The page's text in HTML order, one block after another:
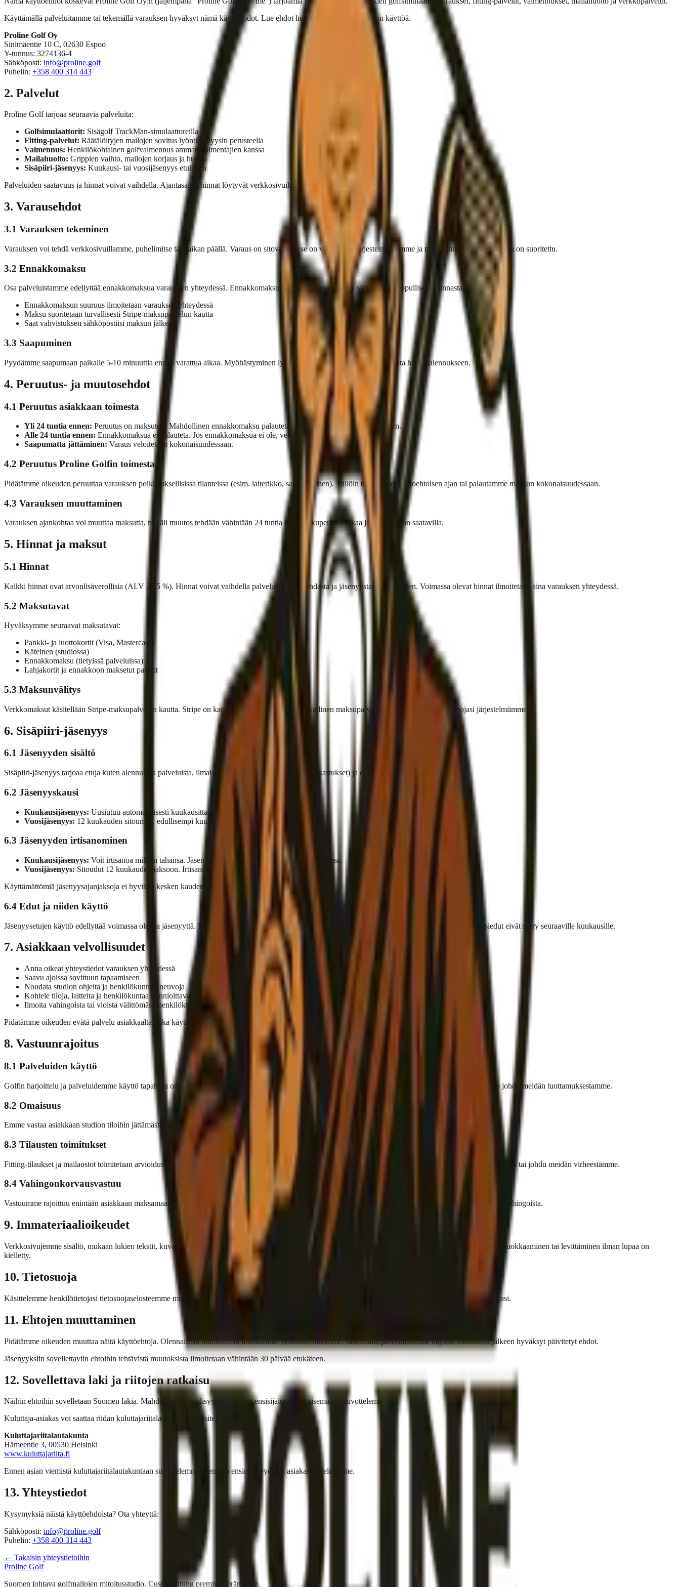
Käyttämällä palveluitamme tai tekemällä varauksen hyväksyt nämä käyttöehdot. Lue ehdot huolellisesti ennen palvelun käyttöä.
Proline Golf Oy
Sinimäentie 10 C, 02630 Espoo
Y-tunnus: 3274136-4
Sähköposti: info@proline.golf
Puhelin: +358 400 314 443
2. Palvelut
Proline Golf tarjoaa seuraavia palveluita:
Golfsimulaattorit: Sisägolf TrackMan-simulaattoreilla
Fitting-palvelut: Räätälöityjen mailojen sovitus lyöntianalyysin perusteella
Valmennus: Henkilökohtainen golfvalmennus ammattivalmentajien kanssa
Mailahuolto: Grippien vaihto, mailojen korjaus ja huolto
Sisäpiiri-jäsenyys: Kuukausi- tai vuosijäsenyys etuineen
Palveluiden saatavuus ja hinnat voivat vaihdella. Ajantasaiset hinnat löytyvät verkkosivuiltamme ja studiossamme.
3. Varausehdot
3.1 Varauksen tekeminen
Varauksen voi tehdä verkkosivuillamme, puhelimitse tai paikan päällä. Varaus on sitova, kun se on vahvistettu järjestelmässämme ja mahdollinen ennakkomaksu on suoritettu.
3.2 Ennakkomaksu
Osa palveluistamme edellyttää ennakkomaksua varauksen yhteydessä. Ennakkomaksu varmistaa varauksesi ja vähennetään lopullisesta hinnasta.
Ennakkomaksun suuruus ilmoitetaan varauksen yhteydessä
Maksu suoritetaan turvallisesti Stripe-maksupalvelun kautta
Saat vahvistuksen sähköpostiisi maksun jälkeen
3.3 Saapuminen
Pyydämme saapumaan paikalle 5-10 minuuttia ennen varattua aikaa. Myöhästyminen lyhentää varattua aikaa, mutta ei oikeuta hinnanalennukseen.
4. Peruutus- ja muutosehdot
4.1 Peruutus asiakkaan toimesta
Yli 24 tuntia ennen: Peruutus on maksuton. Mahdollinen ennakkomaksu palautetaan tai siirretään uuteen varaukseen.
Alle 24 tuntia ennen: Ennakkomaksua ei palauteta. Jos ennakkomaksua ei ole, veloitamme peruutusmaksun.
Saapumatta jättäminen: Varaus veloitetaan kokonaisuudessaan.
4.2 Peruutus Proline Golfin toimesta
Pidätämme oikeuden peruuttaa varauksen poikkeuksellisissa tilanteissa (esim. laiterikko, sairastuminen). Tällöin tarjoamme vaihtoehtoisen ajan tai palautamme maksun kokonaisuudessaan.
4.3 Varauksen muuttaminen
Varauksen ajankohtaa voi muuttaa maksutta, mikäli muutos tehdään vähintään 24 tuntia ennen alkuperäistä aikaa ja uusi aika on saatavilla.
5. Hinnat ja maksut
5.1 Hinnat
Kaikki hinnat ovat arvonlisäverollisia (ALV 25,5 %). Hinnat voivat vaihdella palvelusta, ajankohdasta ja jäsenyystasosta riippuen. Voimassa olevat hinnat ilmoitetaan aina varauksen yhteydessä.
5.2 Maksutavat
Hyväksymme seuraavat maksutavat:
Pankki- ja luottokortit (Visa, Mastercard)
Käteinen (studiossa)
Ennakkomaksu (tietyissä palveluissa)
Lahjakortit ja ennakkoon maksetut paketit
5.3 Maksunvälitys
Verkkomaksut käsitellään Stripe-maksupalvelun kautta. Stripe on kansainvälisesti tunnettu ja turvallinen maksupalvelu. Emme tallenna korttitietojasi järjestelmiimme.
6. Sisäpiiri-jäsenyys
6.1 Jäsenyyden sisältö
Sisäpiiri-jäsenyys tarjoaa etuja kuten alennuksia palveluista, ilmaisia etuja (gripit, hanskat, välinetarkastukset) ja etuoikeuden ajanvarauksiin.
6.2 Jäsenyyskausi
Kuukausijäsenyys: Uusiutuu automaattisesti kuukausittain
Vuosijäsenyys: 12 kuukauden sitoumus, edullisempi kuukausihinta
6.3 Jäsenyyden irtisanominen
Kuukausijäsenyys: Voit irtisanoa milloin tahansa. Jäsenyys päättyy kuluvan maksukauden lopussa.
Vuosijäsenyys: Sitoudut 12 kuukauden jaksoon. Irtisanominen astuu voimaan jakson päätyttyä.
Käyttämättömiä jäsenyysajanjaksoja ei hyvitetä kesken kauden tapahtuvan irtisanomisen yhteydessä.
6.4 Edut ja niiden käyttö
Jäsenyysetujen käyttö edellyttää voimassa olevaa jäsenyyttä. Edut ovat henkilökohtaisia eikä niitä voi siirtää toiselle henkilölle. Käyttämättömät kuukausiedut eivät siirry seuraaville kuukausille.
7. Asiakkaan velvollisuudet
Anna oikeat yhteystiedot varauksen yhteydessä
Saavu ajoissa sovittuun tapaamiseen
Noudata studion ohjeita ja henkilökunnan neuvoja
Kohtele tiloja, laitteita ja henkilökuntaa kunnioittavasti
Ilmoita vahingoista tai vioista välittömästi henkilökunnalle
Pidätämme oikeuden evätä palvelu asiakkaalta, joka käyttäytyy sopimattomasti tai rikkoo käyttöehtoja.
8. Vastuunrajoitus
8.1 Palveluiden käyttö
Golfin harjoittelu ja palveluidemme käyttö tapahtuu omalla vastuulla. Proline Golf ei vastaa harjoittelun aikana syntyneistä henkilövahingoista, ellei vahinko johdu meidän tuottamuksestamme.
8.2 Omaisuus
Emme vastaa asiakkaan studion tiloihin jättämästä omaisuudesta. Löytötavarat säilytetään 30 päivää.
8.3 Tilausten toimitukset
Fitting-tilaukset ja mailaostot toimitetaan arvioidussa toimitusajassa. Toimitusajat ovat arvioita, eikä viivästyksistä makseta korvausta, ellei viivästys ole kohtuuton tai johdu meidän virheestämme.
8.4 Vahingonkorvausvastuu
Vastuumme rajoittuu enintään asiakkaan maksamaan palvelun hintaan. Emme vastaa epäsuorista vahingoista, kuten menetetyistä tuloista tai muista seurannaisvahingoista.
9. Immateriaalioikeudet
Verkkosivujemme sisältö, mukaan lukien tekstit, kuvat, logot ja ohjelmistot, on Proline Golf Oy:n tai lisenssinantajiemme omaisuutta. Sisällön kopioiminen, muokkaaminen tai levittäminen ilman lupaa on
kielletty.
10. Tietosuoja
Käsittelemme henkilötietojasi tietosuojaselosteemme mukaisesti. Lue tietosuojaselosteemme saadaksesi lisätietoa tietojen keräämisestä, käytöstä ja oikeuksistasi.
11. Ehtojen muuttaminen
Pidätämme oikeuden muuttaa näitä käyttöehtoja. Olennaisista muutoksista ilmoitamme verkkosivuillamme. Jatkamalla palveluidemme käyttöä muutosten jälkeen hyväksyt päivitetyt ehdot.
Jäsenyyksiin sovellettaviin ehtoihin tehtävistä muutoksista ilmoitetaan vähintään 30 päivää etukäteen.
12. Sovellettava laki ja riitojen ratkaisu
Näihin ehtoihin sovelletaan Suomen lakia. Mahdolliset erimielisyydet pyritään ensisijaisesti ratkaisemaan neuvottelemalla.
Kuluttaja-asiakas voi saattaa riidan kuluttajariitalautakunnan käsiteltäväksi:
Kuluttajariitalautakunta
Hämeentie 3, 00530 Helsinki
www.kuluttajariita.fi
Ennen asian viemistä kuluttajariitalautakuntaan suosittelemme olemaan ensin yhteydessä asiakaspalveluumme.
13. Yhteystiedot
Kysymyksiä näistä käyttöehdoista? Ota yhteyttä:
Sähköposti: info@proline.golf
Puhelin: +358 400 314 443
← Takaisin yhteystietoihin
Proline Golf
Suomen johtava golfmailojen mitoitusstudio. Custom fitting premium-brändeille.